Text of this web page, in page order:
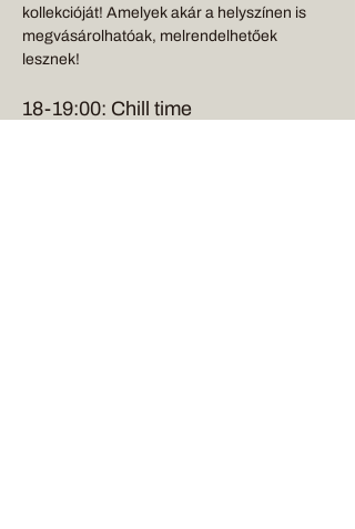
kollekcióját! Amelyek akár a helyszínen is
megvásárolhatóak, melrendelhetőek
lesznek!
18-19:00: Chill time